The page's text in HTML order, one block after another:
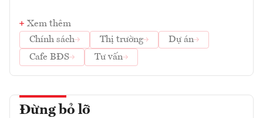
Xem thêm
Chính sách
Thị trường
Dự án
Cafe BĐS
Tư vấn
Đừng bỏ lỡ